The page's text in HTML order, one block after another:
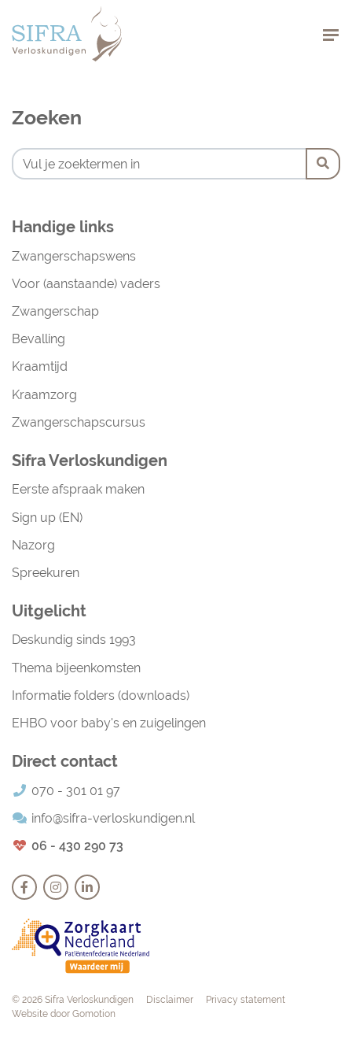
Zoeken
Handige links
Zwangerschapswens
Voor (aanstaande) vaders
Zwangerschap
Bevalling
Kraamtijd
Kraamzorg
Zwangerschapscursus
Sifra Verloskundigen
Eerste afspraak maken
Sign up (EN)
Nazorg
Spreekuren
Uitgelicht
Deskundig sinds 1993
Thema bijeenkomsten
Informatie folders (downloads)
EHBO voor baby's en zuigelingen
Direct contact
070 - 301 01 97
info@sifra-verloskundigen.nl
06 - 430 290 73
Navigation
© 2026 Sifra Verloskundigen Disclaimer
Privacy statement
Website door Gomotion